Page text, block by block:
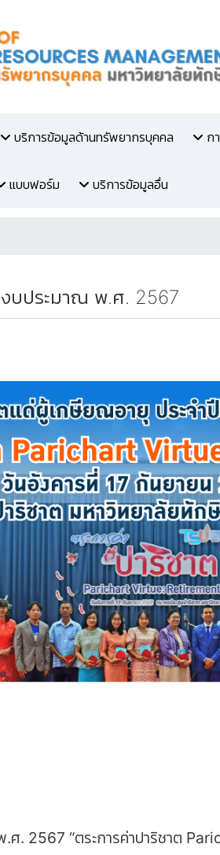
บริการข้อมูลด้านทรัพยากรบุคคล ก
แบบฟอร์ม บริการข้อมูลอื่น
บประมาณ พ.ศ. 2567
ศ. 2567 “ตระการค่าปาริชาต